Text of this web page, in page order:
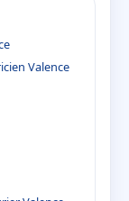
Valence